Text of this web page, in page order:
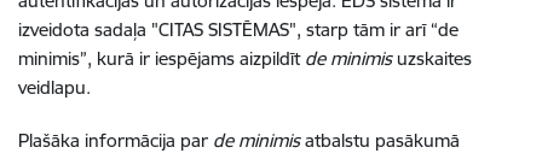
izveidota sadaļa "CITAS SISTĒMAS", starp tām ir arī “de
minimis”, kurā ir iespējams aizpildīt de minimisuzskaites
veidlapu.
Plašāka informācija par de minimisatbalstu pasākumā